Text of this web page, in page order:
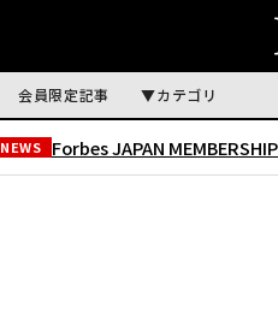
会員限定記事 カテゴリ
NEWS Forbes JAPAN